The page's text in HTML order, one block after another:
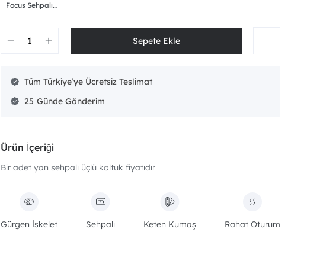
Focus Sehpalı
25
Tüm Türkiye’ye Ücretsiz Teslimat
Ürün İçeriği
Bir adet yan sehpalı üçlü koltuk fiyatıdır
Gürgen İskelet Sehpalı Keten Kumaş Rahat Oturum